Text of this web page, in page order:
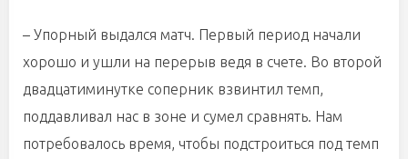
– Упорный выдался матч. Первый период начали
хорошо и ушли на перерыв ведя в счете. Во второй
двадцатиминутке соперник взвинтил темп,
поддавливал нас в зоне и сумел сравнять. Нам
потребовалось время, чтобы подстроиться под темп